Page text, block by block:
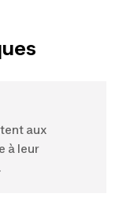
aux
à leur